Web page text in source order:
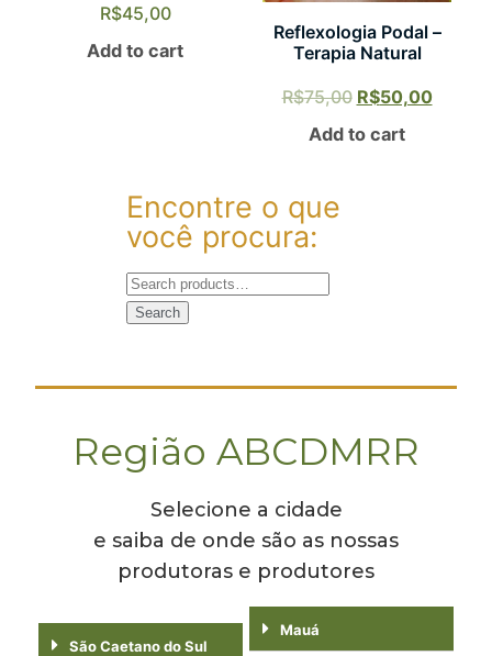
R$45,00
Add to cart
Reflexologia Podal –
Terapia Natural
R$75,00 R$50,00
Add to cart
Encontre o que
você procura:
Search
Região ABCDMRR
Selecione a cidade
e saiba de onde são as nossas
produtoras e produtores
São Caetano do Sul
Mauá